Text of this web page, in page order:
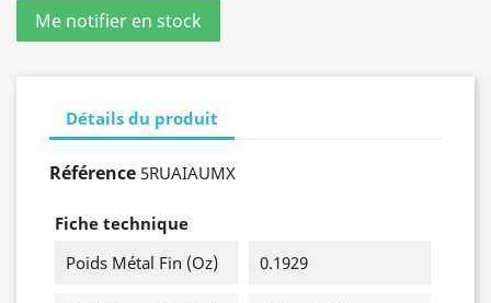
Détails du produit
Référence 5RUAIAUMX
Fiche technique
Poids Métal Fin (oz)
0.1929